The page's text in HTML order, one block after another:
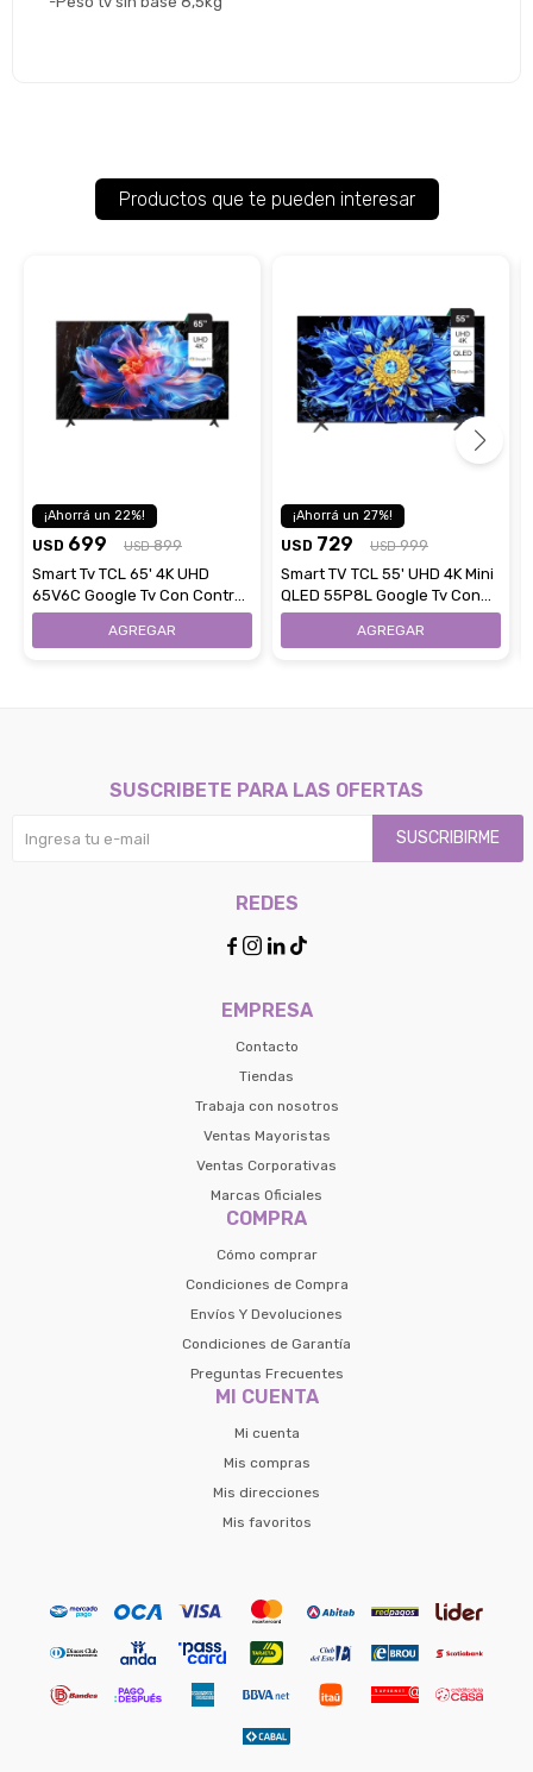
Productos que te pueden interesar
22
USD 699 USD 899
Smart Tv TCL 65' 4K UHD
65V6C Google Tv Con Control
Remoto
27
USD 729 USD 999
Smart TV TCL 55' UHD 4K Mini
QLED 55P8L Google Tv Con
Control Remoto
EMPRESA
Contacto
Tiendas
Trabaja con nosotros
Ventas Mayoristas
Ventas Corporativas
Marcas Oficiales
COMPRA
Cómo comprar
Condiciones de Compra
Envíos Y Devoluciones
Condiciones de Garantía
Preguntas Frecuentes
MI CUENTA
Mi cuenta
Mis compras
Mis direcciones
Mis favoritos
SUSCRIBETE PARA LAS OFERTAS
SUSCRIBIRME
REDES
   